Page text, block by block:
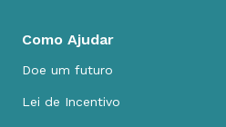
Como Ajudar
Doe um futuro
Lei de Incentivo